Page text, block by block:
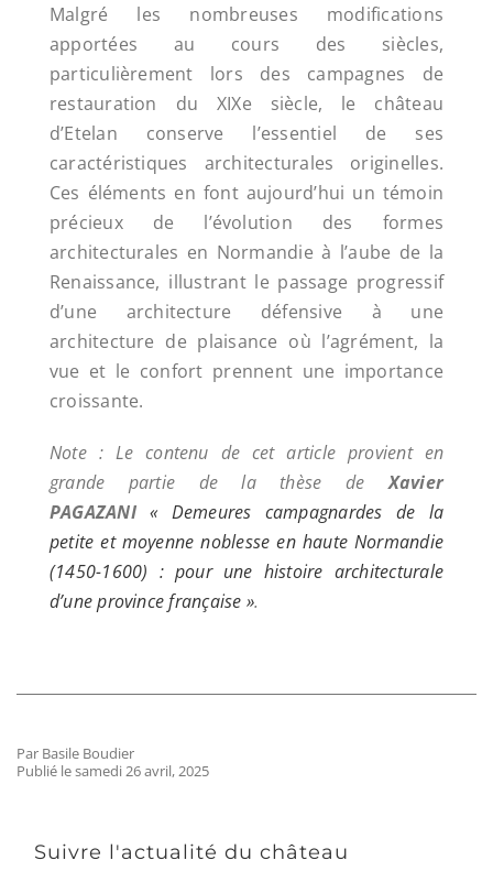
Malgré les nombreuses modifications
apportées au cours des siècles,
particulièrement lors des campagnes de
restauration du XIXe siècle, le château
d’Etelan conserve l’essentiel de ses
caractéristiques architecturales originelles.
Ces éléments en font aujourd’hui un témoin
précieux de l’évolution des formes
architecturales en Normandie à l’aube de la
Renaissance, illustrant le passage progressif
d’une architecture défensive à une
architecture de plaisance où l’agrément, la
vue et le confort prennent une importance
croissante.
Note : Le contenu de cet article provient en
grande partie de la thèse deXavier
PAGAZANI « Demeures campagnardes de la
petite et moyenne noblesse en haute Normandie
(1450-1600) : pour une histoire architecturale
d’une province française ».
Par Basile Boudier
Publié le samedi 26 avril, 2025
Suivre l'actualité du château